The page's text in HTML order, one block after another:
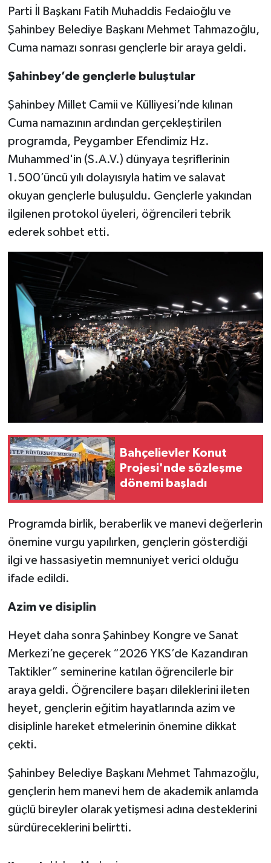
Parti İl Başkanı Fatih Muhaddis Fedaioğlu ve
Şahinbey Belediye Başkanı Mehmet Tahmazoğlu,
Cuma namazı sonrası gençlerle bir araya geldi.
Şahinbey’de gençlerle buluştular
Şahinbey Millet Camii ve Külliyesi’nde kılınan
Cuma namazının ardından gerçekleştirilen
programda, Peygamber Efendimiz Hz.
Muhammed'in (S.A.V.) dünyaya teşriflerinin
1.500’üncü yılı dolayısıyla hatim ve salavat
okuyan gençlerle buluşuldu. Gençlerle yakından
ilgilenen protokol üyeleri, öğrencileri tebrik
ederek sohbet etti.
Bahçelievler Konut
Projesi'nde sözleşme
dönemi başladı
Programda birlik, beraberlik ve manevi değerlerin
önemine vurgu yapılırken, gençlerin gösterdiği
ilgi ve hassasiyetin memnuniyet verici olduğu
ifade edildi.
Azim ve disiplin
Heyet daha sonra Şahinbey Kongre ve Sanat
Merkezi’ne geçerek “2026 YKS’de Kazandıran
Taktikler” seminerine katılan öğrencilerle bir
araya geldi. Öğrencilere başarı dileklerini ileten
heyet, gençlerin eğitim hayatlarında azim ve
disiplinle hareket etmelerinin önemine dikkat
çekti.
Şahinbey Belediye Başkanı Mehmet Tahmazoğlu,
gençlerin hem manevi hem de akademik anlamda
güçlü bireyler olarak yetişmesi adına desteklerini
sürdüreceklerini belirtti.
Teknoloji
Türkiye
Video Haber
Yaşam
Yeme-İçme